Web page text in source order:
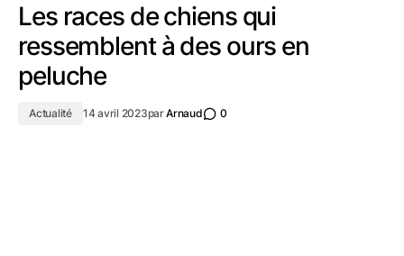
Les races de chiens qui
ressemblent à des ours en
peluche
Actualité 14 avril 2023parArnaud 0